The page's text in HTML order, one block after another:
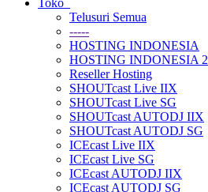
Toko
Telusuri Semua
-----
HOSTING INDONESIA
HOSTING INDONESIA 2
Reseller Hosting
SHOUTcast Live IIX
SHOUTcast Live SG
SHOUTcast AUTODJ IIX
SHOUTcast AUTODJ SG
ICEcast Live IIX
ICEcast Live SG
ICEcast AUTODJ IIX
ICEcast AUTODJ SG